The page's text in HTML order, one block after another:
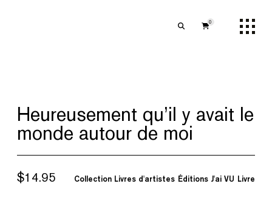
0
Heureusement qu’il y avait le
monde autour de moi
$14.95 Collection Livres d'artistes Éditions J'ai VU Livre